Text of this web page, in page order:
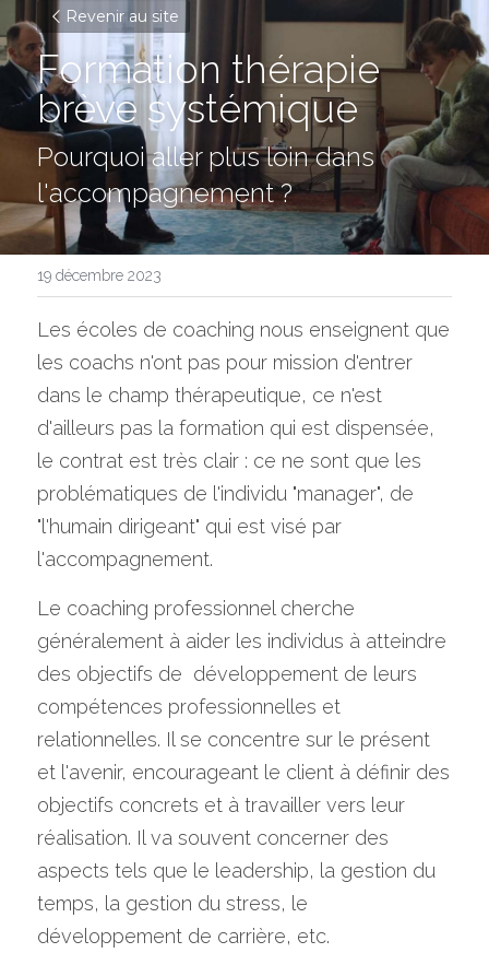
Revenir au site
Formation thérapie
brève systémique
Pourquoi aller plus loin dans
l'accompagnement ?
19 décembre 2023
Les écoles de coaching nous enseignent que
les coachs n'ont pas pour mission d'entrer
dans le champ thérapeutique, ce n'est
d'ailleurs pas la formation qui est dispensée,
le contrat est très clair : ce ne sont que les
problématiques de l'individu "manager", de
"l'humain dirigeant" qui est visé par
l'accompagnement.
généralement à aider les individus à atteindre
des objectifs de  développement de leurs
compétences professionnelles et
relationnelles. Il se concentre sur le présent
et l'avenir, encourageant le client à définir des
objectifs concrets et à travailler vers leur
réalisation. Il va souvent concerner des
aspects tels que le leadership, la gestion du
temps, la gestion du stress, le
développement de carrière, etc.